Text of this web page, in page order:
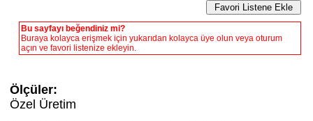
Bu sayfayı beğendiniz mi?
Buraya kolayca erişmek için yukarıdan kolayca üye olun veya oturum
açın ve favori listenize ekleyin.
Ölçüler:
Özel Üretim